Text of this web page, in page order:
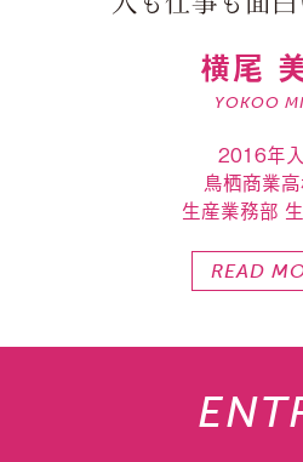
横尾
YOKOO
2016年
鳥栖商業
生産業務部
READ